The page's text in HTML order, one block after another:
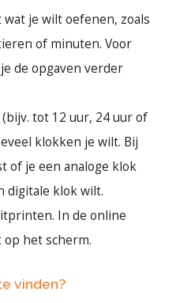
je wilt oefenen, zoals
of minuten. Voor
de opgaven verder
tot 12 uur, 24 uur of
klokken je wilt. Bij
of je een analoge klok
digitale klok wilt.
In de online
het scherm.
vinden?